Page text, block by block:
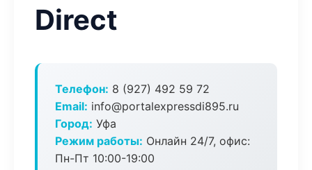
Direct
Телефон: 8 (927) 492 59 72
Email: info@portalexpressdi895.ru
Город: Уфа
Режим работы: Онлайн 24/7, офис:
Пн-Пт 10:00-19:00